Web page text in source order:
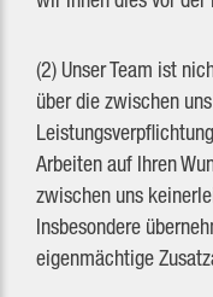
(2) Unser Team ist
über die zwischen
Arbeiten auf Ihren
zwischen uns
Insbesondere
eigenmächtige